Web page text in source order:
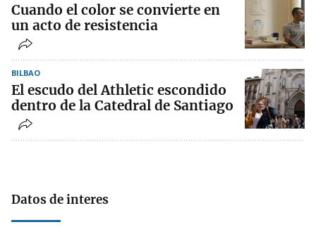
Cuando el color se convierte en
un acto de resistencia
BILBAO
El escudo del Athletic escondido
dentro de la Catedral de Santiago
Datos de interes